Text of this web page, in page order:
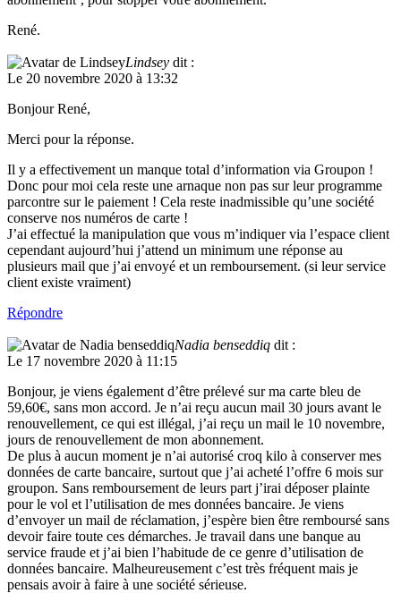
René.
Lindsey dit :
Le 20 novembre 2020 à 13:32
Bonjour René,
Merci pour la réponse.
Il y a effectivement un manque total d’information via Groupon !
Donc pour moi cela reste une arnaque non pas sur leur programme
parcontre sur le paiement ! Cela reste inadmissible qu’une société
conserve nos numéros de carte !
J’ai effectué la manipulation que vous m’indiquer via l’espace client
cependant aujourd’hui j’attend un minimum une réponse au
plusieurs mail que j’ai envoyé et un remboursement. (si leur service
client existe vraiment)
Répondre
Nadia benseddiq dit :
Le 17 novembre 2020 à 11:15
Bonjour, je viens également d’être prélevé sur ma carte bleu de
59,60€, sans mon accord. Je n’ai reçu aucun mail 30 jours avant le
renouvellement, ce qui est illégal, j’ai reçu un mail le 10 novembre,
jours de renouvellement de mon abonnement.
De plus à aucun moment je n’ai autorisé croq kilo à conserver mes
données de carte bancaire, surtout que j’ai acheté l’offre 6 mois sur
groupon. Sans remboursement de leurs part j’irai déposer plainte
pour le vol et l’utilisation de mes données bancaire. Je viens
d’envoyer un mail de réclamation, j’espère bien être remboursé sans
devoir faire toute ces démarches. Je travail dans une banque au
service fraude et j’ai bien l’habitude de ce genre d’utilisation de
données bancaire. Malheureusement c’est très fréquent mais je
pensais avoir à faire à une société sérieuse.